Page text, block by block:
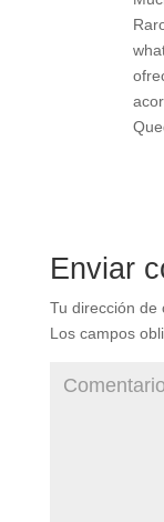
Enviar
Tu dirección de
Los campos